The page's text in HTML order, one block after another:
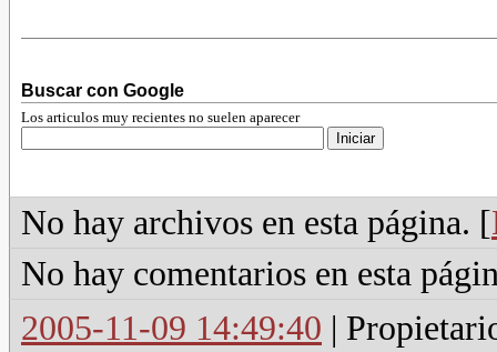
Buscar con Google
Los articulos muy recientes no suelen aparecer
No hay archivos en esta página. [
No hay comentarios en esta
2005-11-09 14:49:40 |